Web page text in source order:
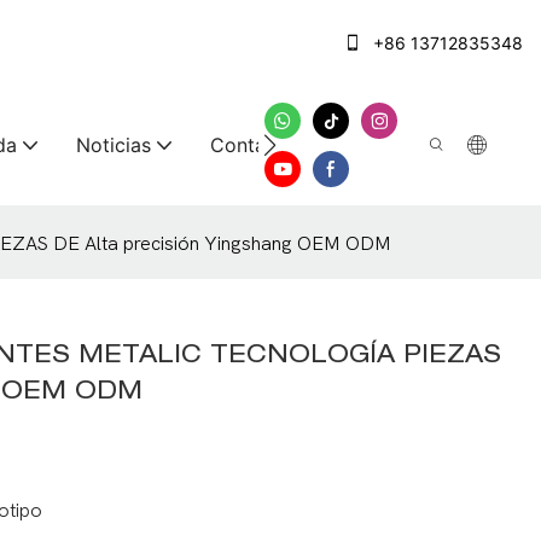
+86 13712835348
Noticias Contáctenos
DE Alta precisión Yingshang OEM ODM
METALIC TECNOLOGÍA PIEZAS
ODM